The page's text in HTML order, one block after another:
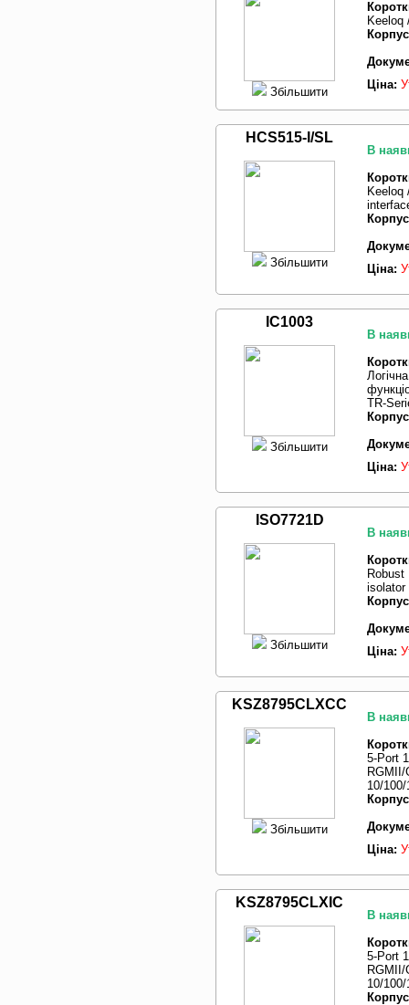
Збільшити
Keeloq
Ціна:
HCS515-I/SL
Збільшити
В
Keeloq
Ціна:
IC1003
Збільшити
В
TR-
Ціна:
ISO7721D
Збільшити
В
isolator
Ціна:
KSZ8795CLXCC
Збільшити
В
5-Port
RGMII/
10/
Ціна:
KSZ8795CLXIC
В
5-Port
RGMII/
10/